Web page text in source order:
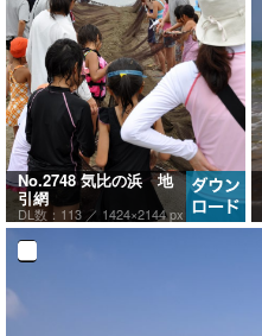
No.2748 気比の浜 地
引網
DL数：113 ／ 1424×2144 px